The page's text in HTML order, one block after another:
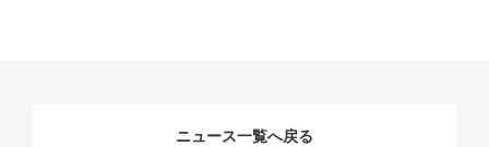
ニュース一覧へ戻る